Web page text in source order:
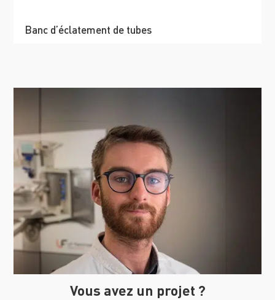
Banc d’éclatement de tubes
Vous avez un projet ?